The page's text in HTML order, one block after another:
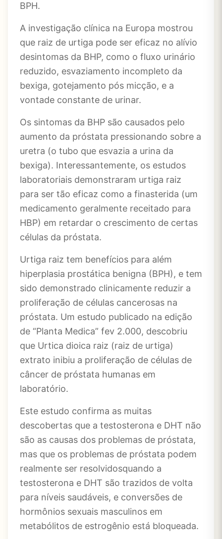
BPH.
A investigação clínica na Europa mostrou
que raiz de urtiga pode ser eficaz no alívio
desintomas da BHP, como o fluxo urinário
reduzido, esvaziamento incompleto da
bexiga, gotejamento pós micção, e a
vontade constante de urinar.
Os sintomas da BHP são causados pelo
aumento da próstata pressionando sobre a
uretra (o tubo que esvazia a urina da
bexiga). Interessantemente, os estudos
laboratoriais demonstraram urtiga raiz
para ser tão eficaz como a finasterida (um
medicamento geralmente receitado para
HBP) em retardar o crescimento de certas
células da próstata.
Urtiga raiz tem benefícios para além
hiperplasia prostática benigna (BPH), e tem
sido demonstrado clinicamente reduzir a
proliferação de células cancerosas na
próstata. Um estudo publicado na edição
de “Planta Medica” fev 2.000, descobriu
que Urtica dioica raiz (raiz de urtiga)
extrato inibiu a proliferação de células de
câncer de próstata humanas em
laboratório.
Este estudo confirma as muitas
descobertas que a testosterona e DHT não
são as causas dos problemas de próstata,
mas que os problemas de próstata podem
realmente ser resolvidosquando a
testosterona e DHT são trazidos de volta
para níveis saudáveis, e conversões de
hormônios sexuais masculinos em
metabólitos de estrogênio está bloqueada.